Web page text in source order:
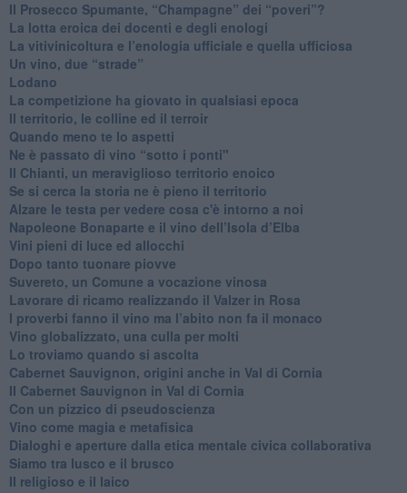
​Il Prosecco Spumante, “Champagne” dei “poveri”?
​La lotta eroica dei docenti e degli enologi
​La vitivinicoltura e l’enologia ufficiale e quella ufficiosa
​Un vino, due “strade”
Lodano
​La competizione ha giovato in qualsiasi epoca
Il territorio, le colline ed il terroir
Quando meno te lo aspetti
​Ne è passato di vino “sotto i ponti"
​Il Chianti, un meraviglioso territorio enoico
​Se si cerca la storia ne è pieno il territorio
Alzare le testa per vedere cosa c'è intorno a noi
​Napoleone Bonaparte e il vino dell’Isola d’Elba
Vini pieni di luce ed allocchi
Dopo tanto tuonare piovve
Suvereto, un Comune a vocazione vinosa
Lavorare di ricamo realizzando il Valzer in Rosa
​I proverbi fanno il vino ma l’abito non fa il monaco
Vino globalizzato, una culla per molti
Lo troviamo quando si ascolta
Cabernet Sauvignon, origini anche in Val di Cornia
Il Cabernet Sauvignon in Val di Cornia
Con un pizzico di pseudoscienza
​Vino come magia e metafisica
Dialoghi e aperture dalla etica mentale civica collaborativa
Siamo tra lusco e il brusco
Il religioso e il laico